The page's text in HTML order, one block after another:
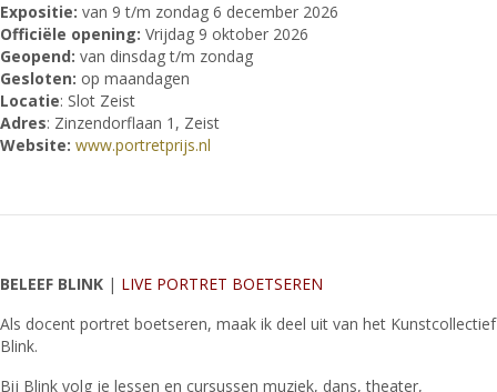
Expositie: van 9 t/m zondag 6 december 2026
Officiële opening: Vrijdag 9 oktober 2026
Geopend: van dinsdag t/m zondag
Gesloten: op maandagen
Locatie: Slot Zeist
Adres: Zinzendorflaan 1, Zeist
Website: www.portretprijs.nl
BELEEF BLINK | LIVE PORTRET BOETSEREN
Als docent portret boetseren, maak ik deel uit van het Kunstcollectief
Blink.
Bij Blink volg je lessen en cursussen muziek, dans, theater,